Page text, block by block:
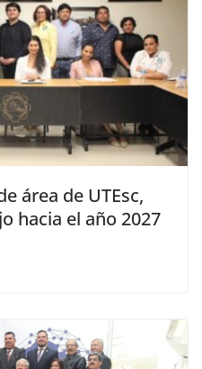
área de UTEsc,
hacia el año 2027